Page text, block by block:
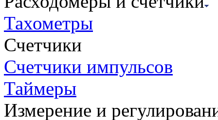
Тахометры
Счетчики
Счетчики импульсов
Таймеры
Измерение и